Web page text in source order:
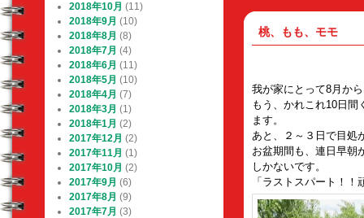
桃、もも、モモ
我が家にとって8月か
もう、かれこれ10日間
ます。
あと、２～３日で目処
お盆期間も、連日早朝
しかないです。
「ラストスパート！！
2018年10月 (11)
2018年9月 (10)
2018年8月 (8)
2018年7月 (4)
2018年6月 (11)
2018年5月 (10)
2018年4月 (7)
2018年3月 (1)
2018年1月 (2)
2017年12月 (2)
2017年11月 (1)
2017年10月 (2)
2017年9月 (6)
2017年8月 (9)
2017年7月 (3)